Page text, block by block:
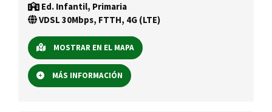
Ed. Infantil, Primaria
VDSL 30Mbps, FTTH, 4G (LTE)
MOSTRAR EN EL MAPA
MÁS INFORMACIÓN